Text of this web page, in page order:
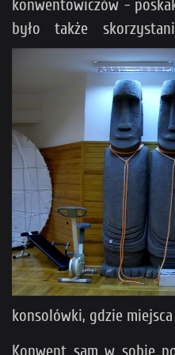
konwentowiczów -
było także
konsolówki, gdzie
Konwent sam w sobie